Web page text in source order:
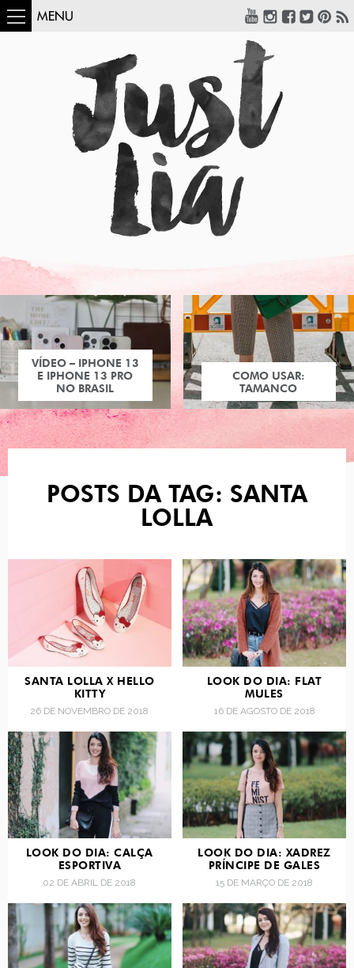
MENU
COMO USAR:
TAMANCO
POSTS DA TAG: SANTA
LOLLA
SANTA LOLLA X HELLO
KITTY
26 DE NOVEMBRO DE 2018
LOOK DO DIA: FLAT
MULES
16 DE AGOSTO DE 2018
LOOK DO DIA: CALÇA
ESPORTIVA
02 DE ABRIL DE 2018
LOOK DO DIA: XADREZ
PRÍNCIPE DE GALES
15 DE MARÇO DE 2018